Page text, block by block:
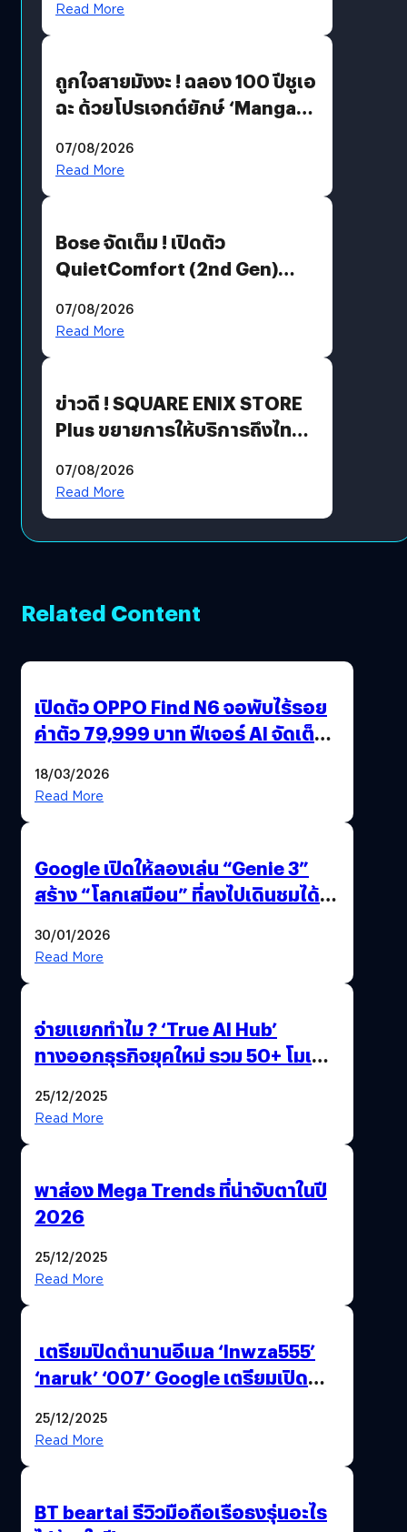
Read More
ถูกใจสายมังงะ ! ฉลอง 100 ปีชูเอ
ฉะ ด้วยโปรเจกต์ยักษ์ ‘Manga
มีภาษาไทยด้วย
07/08/2026
Read More
Bose จัดเต็ม ! เปิดตัว
QuietComfort (2nd Gen)
07/08/2026
Read More
ข่าวดี ! SQUARE ENIX STORE
Plus ขยายการให้บริการถึงไทย
โดยตรง
07/08/2026
Read More
Related Content
เปิดตัว OPPO Find N6 จอพับไร้รอย
ค่าตัว 79,999 บาท ฟีเจอร์ AI จัดเต็ม
18/03/2026
Read More
Google เปิดให้ลองเล่น “Genie 3”
สร้าง “โลกเสมือน” ที่ลงไปเดินชมได้
30/01/2026
Read More
จ่ายแยกทำไม ? ‘True AI Hub’
ทางออกธุรกิจยุคใหม่ รวม 50+ โมเดล
25/12/2025
Read More
พาส่อง Mega Trends ที่น่าจับตาในปี
2026
25/12/2025
Read More
เตรียมปิดตำนานอีเมล ‘lnwza555’
‘naruk’ ‘007’ Google เตรียมเปิด
25/12/2025
Read More
BT beartai รีวิวมือถือเรือธงรุ่นอะไร